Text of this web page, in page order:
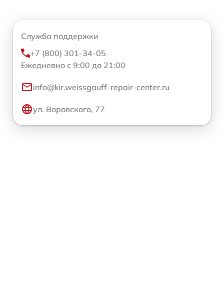
Служба поддержки
+7 (800) 301-34-05
Ежедневно с 9:00 до 21:00
info@kir.weissgauff-repair-center.ru
ул. Воровского, 77